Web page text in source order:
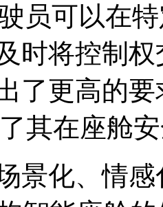
员可以在
时将控制
了更高的
其在座舱
景化、情